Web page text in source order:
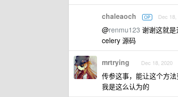
chaleaoch OP Dec 18,
@renmu123 谢谢这就
celery 源码
mrtrying Dec 18, 2020
传参这事，能让这个方
我是这么认为的